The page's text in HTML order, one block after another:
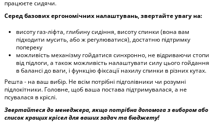
працюєте сидячи.
Серед базових ергономічних налаштувань, звертайте увагу на:
висоту газ-ліфта, глибину сидіння, висоту спинки (вона вам
підходити мусить, або ж регулюватися), достатню підтримку
попереку
можливість механізму гойдатися синхронно, не відриваючи стопи
від підлоги, а також можливість налаштувати силу цього гойдання
в балансі до ваги, і функцію фіксації нахилу спинки в різних кутах.
Решта - на ваш вибір. Не всім потрібні підголівники чи розумні
підлокітники. Головне, щоб ваша постава підтримувалася, а не
псувалася в кріслі.
Звертайтеся до менеджера, якщо потрібна допомога з вибором або
список кращих крісел для ваших задач та бюджету!